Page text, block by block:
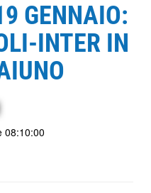
GENNAIO:
INTER IN
08:10:00